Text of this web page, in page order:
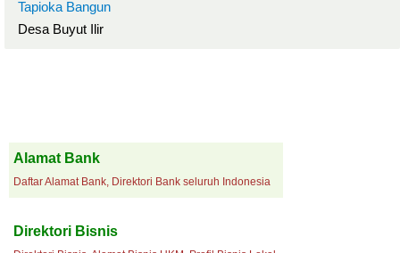
Tapioka Bangun
Desa Buyut Ilir
Alamat Bank
Daftar Alamat Bank, Direktori Bank seluruh Indonesia
Direktori Bisnis